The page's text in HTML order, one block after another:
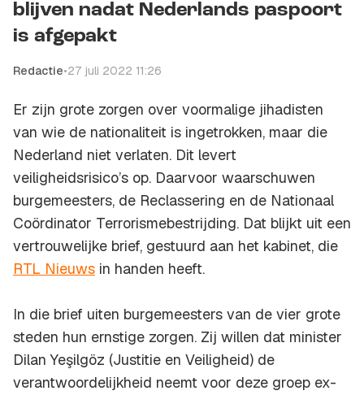
blijven nadat Nederlands paspoort
is afgepakt
Redactie•27 juli 2022 11:26
Er zijn grote zorgen over voormalige jihadisten
van wie de nationaliteit is ingetrokken, maar die
Nederland niet verlaten. Dit levert
veiligheidsrisico’s op. Daarvoor waarschuwen
burgemeesters, de Reclassering en de Nationaal
Coördinator Terrorismebestrijding. Dat blijkt uit een
vertrouwelijke brief, gestuurd aan het kabinet, die
RTL Nieuws in handen heeft.
In die brief uiten burgemeesters van de vier grote
steden hun ernstige zorgen. Zij willen dat minister
Dilan Yeşilgöz (Justitie en Veiligheid) de
verantwoordelijkheid neemt voor deze groep ex-